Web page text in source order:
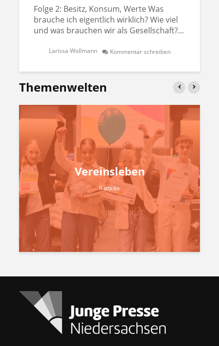
Folge 2: Besitz, Konsum, Werte Was
brauche ich eigentlich wirklich? Wie viel
und was brauchen wir als Gesellschaft?...
Larissa Wollmann Kommentar schreiben
Themenwelten
Vereinsleben
9 articles